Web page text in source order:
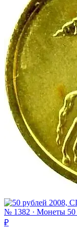
№ 1382 · Монеты
₽